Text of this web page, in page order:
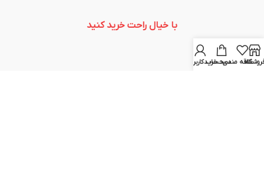
با خیال راحت خرید کنید
علاقه مندیسبد خرید
حساب کاربری من